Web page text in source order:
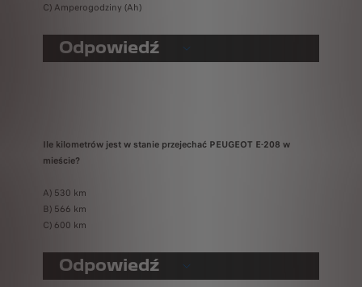
C) Amperogodziny (Ah)
Odpowiedź
Ile kilometrów jest w stanie przejechać PEUGEOT E-208 w
mieście?
A) 530 km
B) 566 km
C) 600 km
Odpowiedź